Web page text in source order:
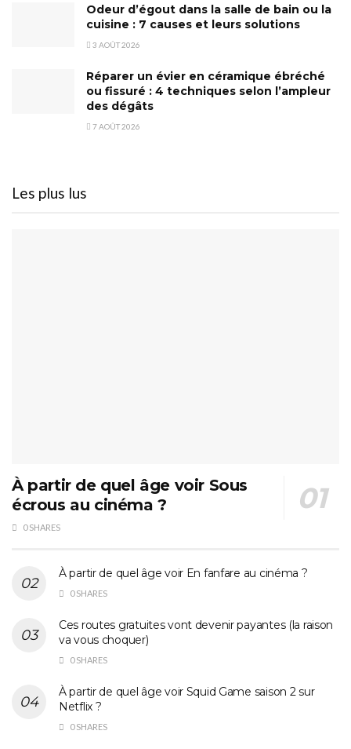
Odeur d’égout dans la salle de bain ou la
cuisine : 7 causes et leurs solutions
3 AOÛT 2026
Réparer un évier en céramique ébréché
ou fissuré : 4 techniques selon l’ampleur
des dégâts
7 AOÛT 2026
Les plus lus
À partir de quel âge voir Sous
écrous au cinéma ?
0 SHARES
À partir de quel âge voir En fanfare au cinéma ?
0 SHARES
Ces routes gratuites vont devenir payantes (la raison
va vous choquer)
0 SHARES
À partir de quel âge voir Squid Game saison 2 sur
Netflix ?
0 SHARES